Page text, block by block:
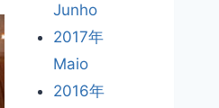
Junho
2017年
Maio
2016年